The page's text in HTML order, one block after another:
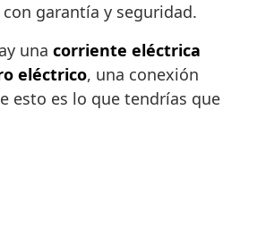
garantía y seguridad.
una corriente eléctrica
eléctrico, una conexión
esto es lo que tendrías que